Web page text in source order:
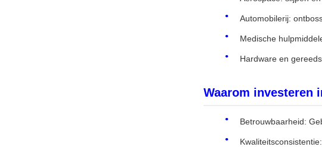
Automobilerij:
Medische
Hardware en
Waarom investeren
Betrouwbaarheid: